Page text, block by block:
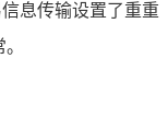
息传输设置了重重